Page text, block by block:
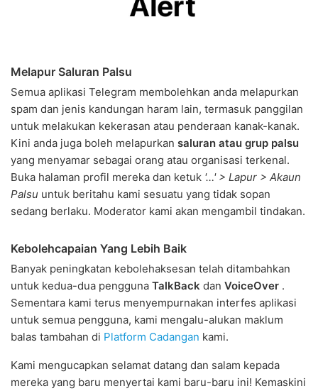
Melapur Saluran Palsu
Semua aplikasi Telegram membolehkan anda melapurkan
spam dan jenis kandungan haram lain, termasuk panggilan
untuk melakukan kekerasan atau penderaan kanak-kanak.
Kini anda juga boleh melapurkan saluran atau grup palsu
yang menyamar sebagai orang atau organisasi terkenal.
Buka halaman profil mereka dan ketuk '…' > Lapur > Akaun
Palsu untuk beritahu kami sesuatu yang tidak sopan
sedang berlaku. Moderator kami akan mengambil tindakan.
Kebolehcapaian Yang Lebih Baik
Banyak peningkatan kebolehaksesan telah ditambahkan
untuk kedua-dua pengguna TalkBack dan VoiceOver .
Sementara kami terus menyempurnakan interfes aplikasi
untuk semua pengguna, kami mengalu-alukan maklum
balas tambahan di Platform Cadangan kami.
Kami mengucapkan selamat datang dan salam kepada
mereka yang baru menyertai kami baru-baru ini! Kemaskini